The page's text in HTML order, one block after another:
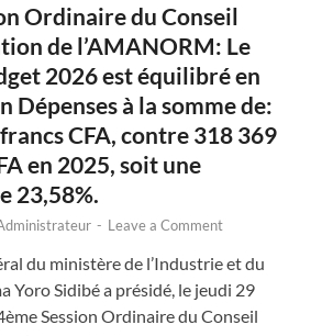
Ordinaire du Conseil
de l’AMANORM: Le
2026 est équilibré en
Dépenses à la somme de:
CFA, contre 318 369
en 2025, soit une
23,58%.
- Leave a Comment
du ministère de l’Industrie et du
Yoro Sidibé a présidé, le jeudi 29
Session Ordinaire du Conseil